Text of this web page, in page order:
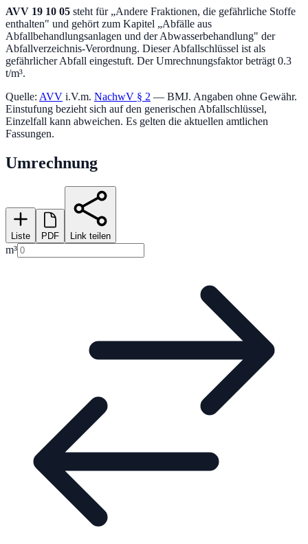
AVV 19 10 05 steht für „Andere Fraktionen, die gefährliche Stoffe
enthalten" und gehört zum Kapitel „Abfälle aus
Abfallbehandlungsanlagen und der Abwasserbehandlung" der
Abfallverzeichnis-Verordnung. Dieser Abfallschlüssel ist als
gefährlicher Abfall eingestuft. Der Umrechnungsfaktor beträgt 0.3
t/m³.
Quelle: AVV i.V.m. NachwV § 2 — BMJ. Angaben ohne Gewähr.
Einstufung bezieht sich auf den generischen Abfallschlüssel,
Einzelfall kann abweichen. Es gelten die aktuellen amtlichen
Fassungen.
Umrechnung
Liste PDF Link teilen
m³